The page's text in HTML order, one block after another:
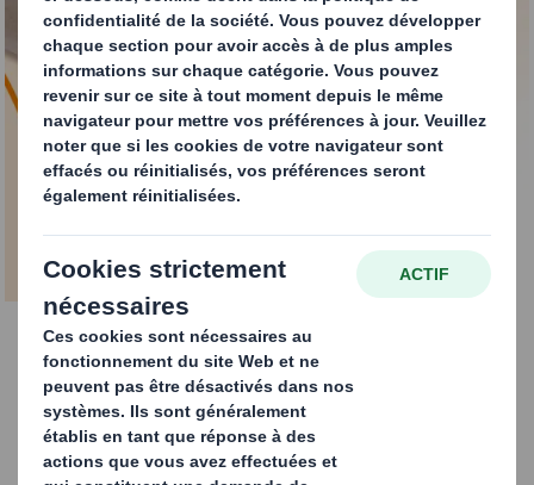
Enveloppes
matelassées
DS Smith. Votre fournisseur unique
pour les emballages e-commerce à
base de fibres.
Enveloppes
matelassées